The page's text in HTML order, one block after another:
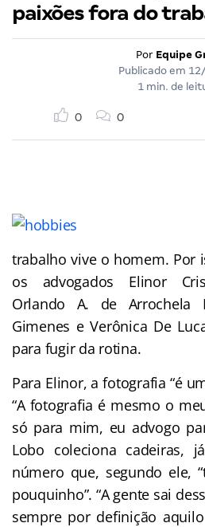
paixões fora do
Por Equipe
Publicado em
1 min. de
0 0
trabalho vive o homem. Por
os advogados Elinor
Orlando A. de Arrochela
Gimenes e Verônica De
para fugir da rotina.
Para Elinor, a fotografia “é
“A fotografia é mesmo o
só para mim, eu advogo
Lobo coleciona cadeiras,
número que, segundo ele,
pouquinho”. “A gente sai
sempre por definição